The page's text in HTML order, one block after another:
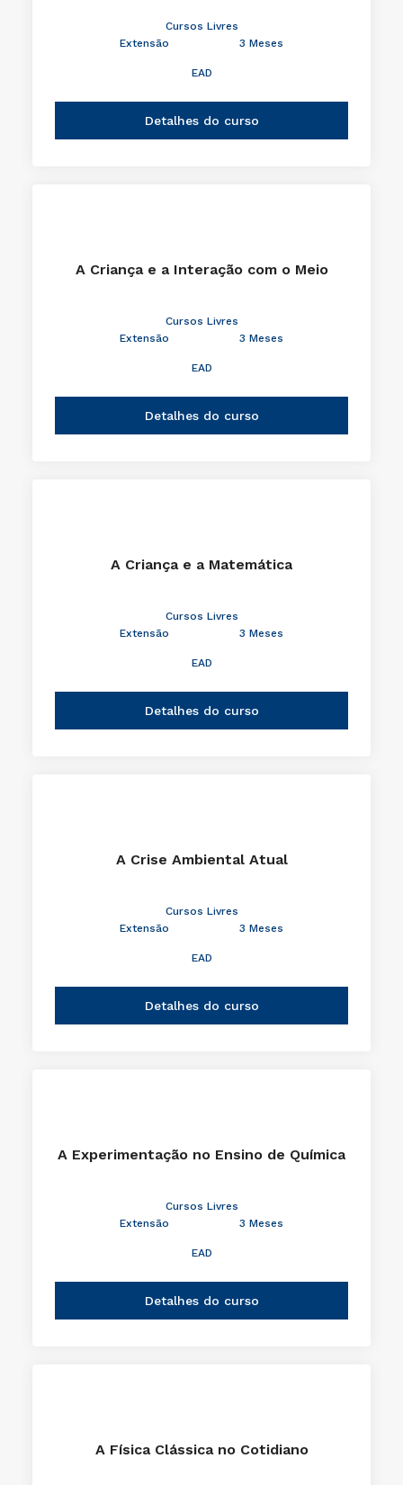
Cursos Livres
Extensão
3 Meses
EAD
Detalhes do curso
A Criança e a Interação com o Meio
Cursos Livres
Extensão
3 Meses
EAD
Detalhes do curso
A Criança e a Matemática
Cursos Livres
Extensão
3 Meses
EAD
Detalhes do curso
A Crise Ambiental Atual
Cursos Livres
Extensão
3 Meses
EAD
Detalhes do curso
A Experimentação no Ensino de Química
Cursos Livres
Extensão
3 Meses
EAD
Detalhes do curso
A Física Clássica no Cotidiano